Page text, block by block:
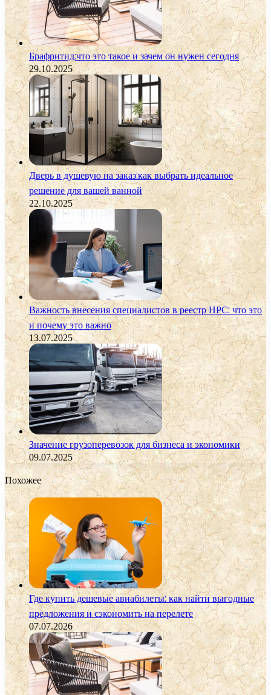
Брафритид:что это такое и зачем он нужен сегодня
29.10.2025
Дверь в душевую на заказ:как выбрать идеальное
решение для вашей ванной
22.10.2025
Важность внесения специалистов в реестр НРС: что это
и почему это важно
13.07.2025
Значение грузоперевозок для бизнеса и экономики
09.07.2025
Похожее
Где купить дешевые авиабилеты: как найти выгодные
предложения и сэкономить на перелете
07.07.2026